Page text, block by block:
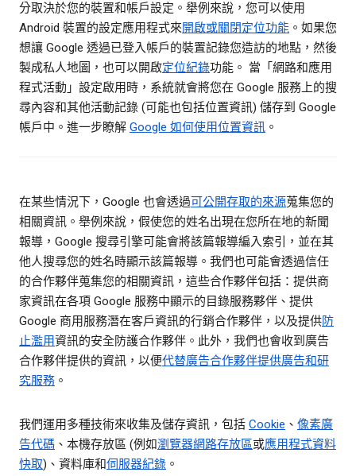
分取決於您的裝置和帳戶設定。舉例來說，您可以使用
Android 裝置的設定應用程式來開啟或關閉定位功能 。如果您
想讓 Google 透過已登入帳戶的裝置記錄您造訪的地點，然後
製成私人地圖，也可以開啟定位紀錄功能。 當「網路和應用
程式活動」設定啟用時，系統就會將您在 Google 服務上的搜
尋內容和其他活動記錄 (可能也包括位置資訊) 儲存到 Google
帳戶中。進一步瞭解 Google 如何使用位置資訊 。
在某些情況下，Google 也會透過可公開存取的來源蒐集您的
相關資訊。舉例來說，假使您的姓名出現在您所在地的新聞
報導，Google 搜尋引擎可能會將該篇報導編入索引，並在其
他人搜尋您的姓名時顯示該篇報導。我們也可能會透過信任
的合作夥伴蒐集您的相關資訊，這些合作夥伴包括：提供商
家資訊在各項 Google 服務中顯示的目錄服務夥伴、提供
Google 商用服務潛在客戶資訊的行銷合作夥伴，以及提供防
止濫用資訊的安全防護合作夥伴。此外，我們也會收到廣告
合作夥伴提供的資訊，以便代替廣告合作夥伴提供廣告和研
究服務 。
我們運用多種技術來收集及儲存資訊，包括 Cookie 、 像素廣
告代碼 、本機存放區 (例如瀏覽器網路存放區或應用程式資料
快取)、資料庫和伺服器紀錄 。